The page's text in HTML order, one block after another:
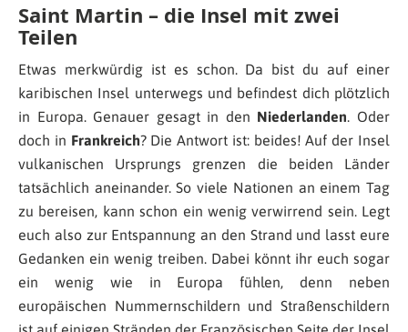
Saint Martin – die Insel mit zwei
Teilen
Etwas merkwürdig ist es schon. Da bist du auf einer
karibischen Insel unterwegs und befindest dich plötzlich
in Europa. Genauer gesagt in den Niederlanden. Oder
doch in Frankreich? Die Antwort ist: beides! Auf der Insel
vulkanischen Ursprungs grenzen die beiden Länder
tatsächlich aneinander. So viele Nationen an einem Tag
zu bereisen, kann schon ein wenig verwirrend sein. Legt
euch also zur Entspannung an den Strand und lasst eure
Gedanken ein wenig treiben. Dabei könnt ihr euch sogar
ein wenig wie in Europa fühlen, denn neben
europäischen Nummernschildern und Straßenschildern